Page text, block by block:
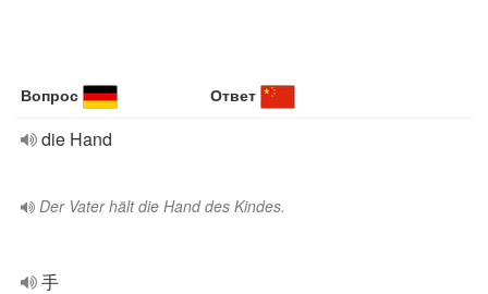
Вопрос Ответ
die Hand
Der Vater hält die Hand des Kindes.
手